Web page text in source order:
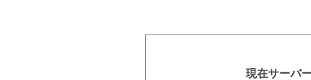
現在サーバ